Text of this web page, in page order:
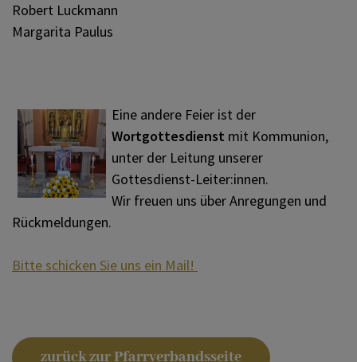
Robert Luckmann
Margarita Paulus
Eine andere Feier ist der
Wortgottesdienst mit Kommunion,
unter der Leitung unserer
Gottesdienst-Leiter:innen.
Wir freuen uns über Anregungen und
Rückmeldungen.
Bitte schicken Sie uns ein Mail!
zurück zur Pfarrverbandsseite